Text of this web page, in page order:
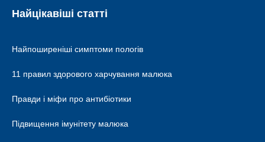
Найцікавіші статті
Найпоширеніші симптоми пологів
11 правил здорового харчування малюка
Правди і міфи про антибіотики
Підвищення імунітету малюка